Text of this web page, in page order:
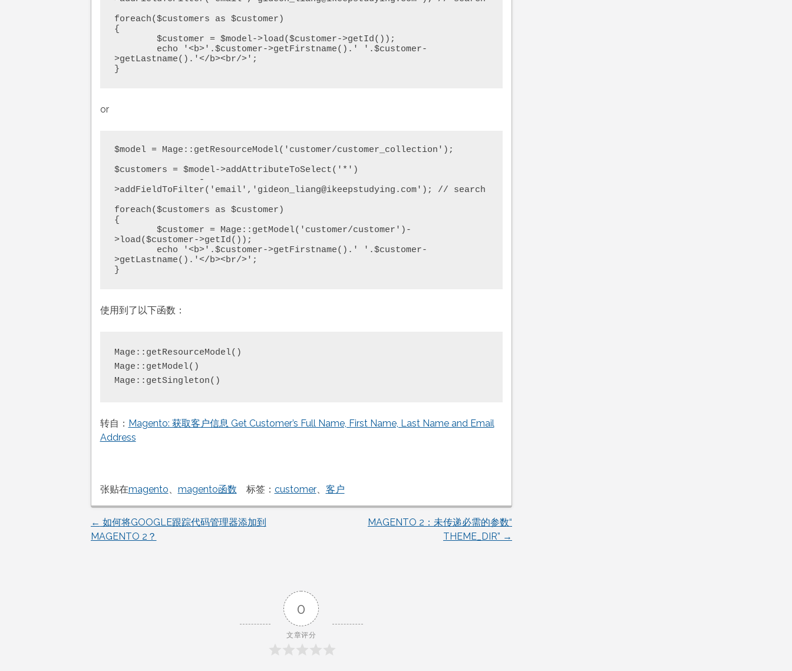
foreach($customers as $customer)
{
>getLastname().'</b><br/>';
}
or
$model = Mage::getResourceModel('customer/customer_collection');
$customers = $model->addAttributeToSelect('*')
>addFieldToFilter('email','gideon_liang@ikeepstudying.com'); // search
foreach($customers as $customer)
{
>load($customer->getId());
>getLastname().'</b><br/>';
}
使用到了以下函数：
Mage::getResourceModel()
Mage::getModel()
Mage::getSingleton()
转自： Magento: 获取客户信息 Get Customer’s Full Name, First Name, Last Name and Email
Address
张贴在magento、 magento函数 标签： customer、 客户
文
← 如何将GOOGLE跟踪代码管理器添加到
MAGENTO 2？
MAGENTO 2：未传递必需的参数“
THEME_DIR” →
0
文章评分